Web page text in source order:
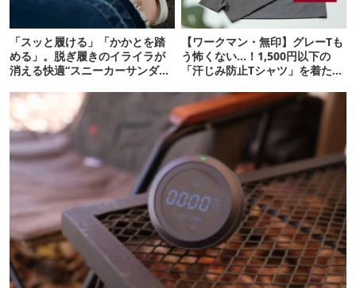
「スッと履ける」「かかとを踏
める」。脱ぎ履きのイライラが
消える快適“スニーカーサンダ
【ワークマン・無印】グレーTも
う怖くない…！1,500円以下の
「汗じみ防止Tシャツ」を着たら